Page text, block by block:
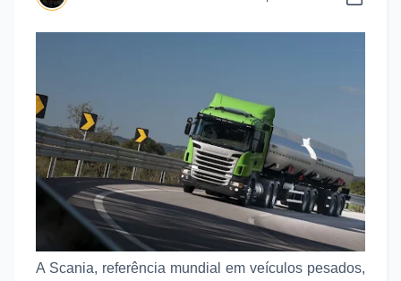
A Scania, referência mundial em veículos pesados,